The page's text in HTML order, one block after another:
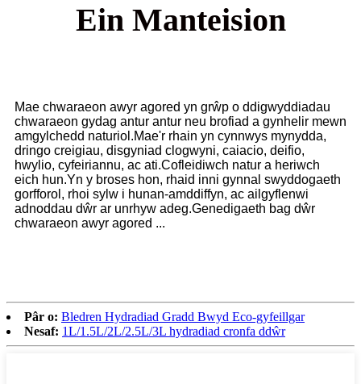
Ein Manteision
Mae chwaraeon awyr agored yn grŵp o ddigwyddiadau
chwaraeon gydag antur antur neu brofiad a gynhelir mewn
amgylchedd naturiol.Mae'r rhain yn cynnwys mynydda,
dringo creigiau, disgyniad clogwyni, caiacio, deifio,
hwylio, cyfeiriannu, ac ati.Cofleidiwch natur a heriwch
eich hun.Yn y broses hon, rhaid inni gynnal swyddogaeth
gorfforol, rhoi sylw i hunan-amddiffyn, ac ailgyflenwi
adnoddau dŵr ar unrhyw adeg.Genedigaeth bag dŵr
chwaraeon awyr agored ...
Pâr o: Bledren Hydradiad Gradd Bwyd Eco-gyfeillgar
Nesaf: 1L/1.5L/2L/2.5L/3L hydradiad cronfa ddŵr